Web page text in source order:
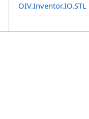
OIV.Inventor.IO.STL